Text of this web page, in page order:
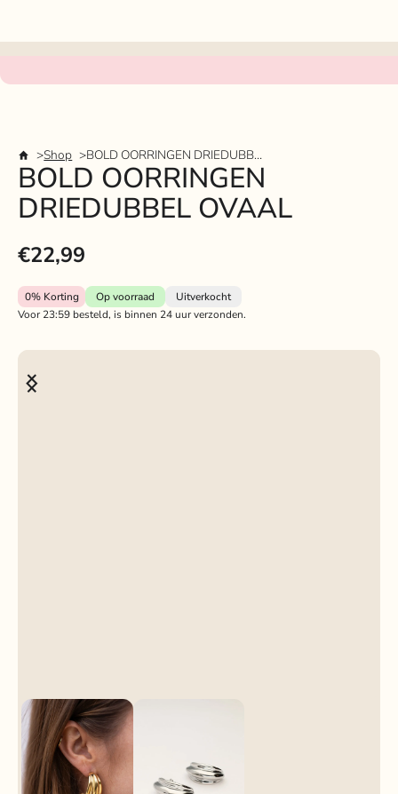
Shop BOLD OORRINGEN DRIEDUBBEL OVAAL
BOLD OORRINGEN
DRIEDUBBEL OVAAL
€22,99
0%Korting Op voorraad
Uitverkocht
Voor 23:59 besteld, is binnen 24 uur verzonden.